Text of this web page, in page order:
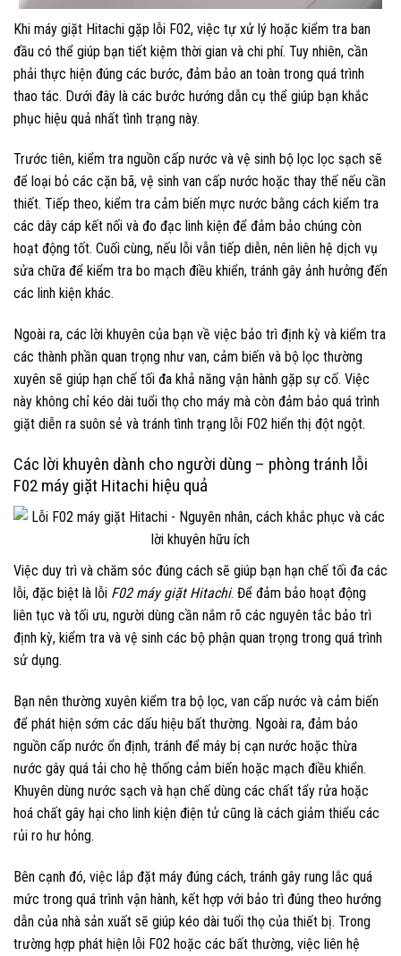
Khi máy giặt Hitachi gặp lỗi F02, việc tự xử lý hoặc kiểm tra ban
đầu có thể giúp bạn tiết kiệm thời gian và chi phí. Tuy nhiên, cần
phải thực hiện đúng các bước, đảm bảo an toàn trong quá trình
thao tác. Dưới đây là các bước hướng dẫn cụ thể giúp bạn khắc
phục hiệu quả nhất tình trạng này.
Trước tiên, kiểm tra nguồn cấp nước và vệ sinh bộ lọc lọc sạch sẽ
để loại bỏ các cặn bã, vệ sinh van cấp nước hoặc thay thế nếu cần
thiết. Tiếp theo, kiểm tra cảm biến mực nước bằng cách kiểm tra
các dây cáp kết nối và đo đạc linh kiện để đảm bảo chúng còn
hoạt động tốt. Cuối cùng, nếu lỗi vẫn tiếp diễn, nên liên hệ dịch vụ
sửa chữa để kiểm tra bo mạch điều khiển, tránh gây ảnh hưởng đến
các linh kiện khác.
Ngoài ra, các lời khuyên của bạn về việc bảo trì định kỳ và kiểm tra
các thành phần quan trọng như van, cảm biến và bộ lọc thường
xuyên sẽ giúp hạn chế tối đa khả năng vận hành gặp sự cố. Việc
này không chỉ kéo dài tuổi thọ cho máy mà còn đảm bảo quá trình
giặt diễn ra suôn sẻ và tránh tình trạng lỗi F02 hiển thị đột ngột.
Các lời khuyên dành cho người dùng – phòng tránh lỗi
F02 máy giặt Hitachi hiệu quả
Việc duy trì và chăm sóc đúng cách sẽ giúp bạn hạn chế tối đa các
lỗi, đặc biệt là lỗi F02 máy giặt Hitachi. Để đảm bảo hoạt động
liên tục và tối ưu, người dùng cần nắm rõ các nguyên tắc bảo trì
định kỳ, kiểm tra và vệ sinh các bộ phận quan trọng trong quá trình
sử dụng.
Bạn nên thường xuyên kiểm tra bộ lọc, van cấp nước và cảm biến
để phát hiện sớm các dấu hiệu bất thường. Ngoài ra, đảm bảo
nguồn cấp nước ổn định, tránh để máy bị cạn nước hoặc thừa
nước gây quá tải cho hệ thống cảm biến hoặc mạch điều khiển.
Khuyên dùng nước sạch và hạn chế dùng các chất tẩy rửa hoặc
hoá chất gây hại cho linh kiện điện tử cũng là cách giảm thiểu các
rủi ro hư hỏng.
Bên cạnh đó, việc lắp đặt máy đúng cách, tránh gây rung lắc quá
mức trong quá trình vận hành, kết hợp với bảo trì đúng theo hướng
dẫn của nhà sản xuất sẽ giúp kéo dài tuổi thọ của thiết bị. Trong
trường hợp phát hiện lỗi F02 hoặc các bất thường, việc liên hệ